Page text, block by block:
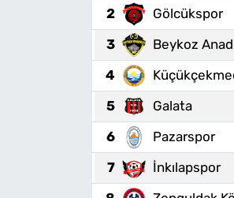
2
Gölcükspor
3
Beykoz
4
5
Galata
6
Pazarspor
7
İnkılapspor